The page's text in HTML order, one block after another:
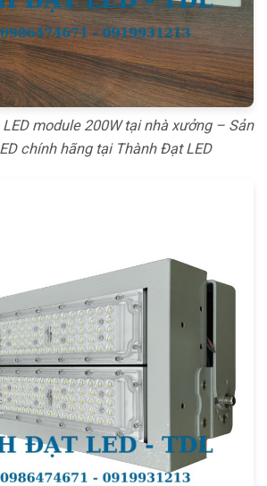
module 200W tại nhà xưởng – Sản
chính hãng tại Thành Đạt LED